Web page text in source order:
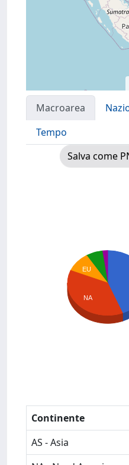
Macroarea
Tempo
Salva come
EU
NA
Continente
AS - Asia